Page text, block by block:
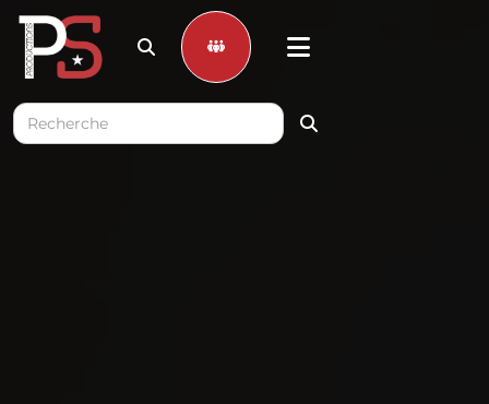
  